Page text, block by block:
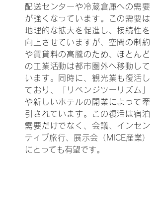
配送センターや冷蔵倉庫への需要
が強くなっています。この需要は
地理的な拡大を促進し、接続性を
向上させていますが、空間の制約
や賃貸料の高騰のため、ほとんど
の工業活動は都市圏外へ移動して
います。同時に、観光業も復活し
ており、「リベンジツーリズム」
や新しいホテルの開業によって牽
引されています。この復活は宿泊
需要だけでなく、会議、インセン
ティブ旅行、展示会（MICE産業）
にとっても有望です。